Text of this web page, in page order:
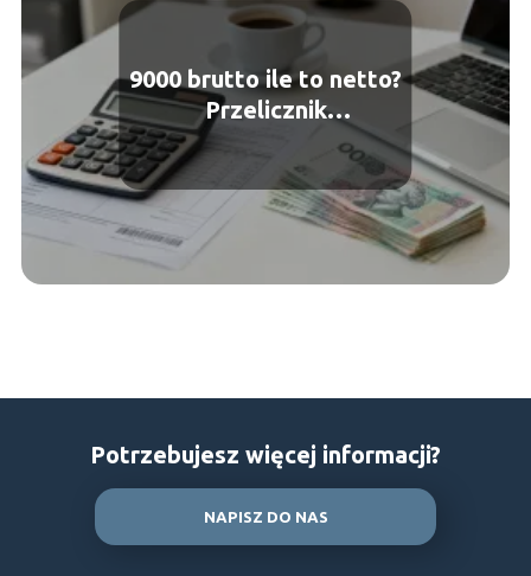
9000 brutto ile to netto?
Przelicznik
wynagrodzenia
Potrzebujesz więcej informacji?
NAPISZ DO NAS